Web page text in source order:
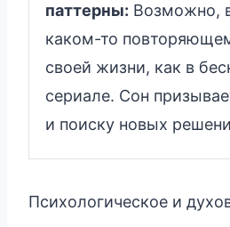
паттерны: Возможно,
каком-то
своей жизни, как в
сериале. Сон
и поиску новых
Психологическое и